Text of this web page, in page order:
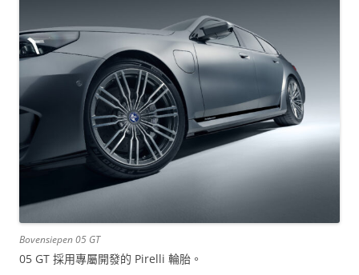
Bovensiepen 05 GT
05 GT 採用專屬開發的 Pirelli 輪胎。